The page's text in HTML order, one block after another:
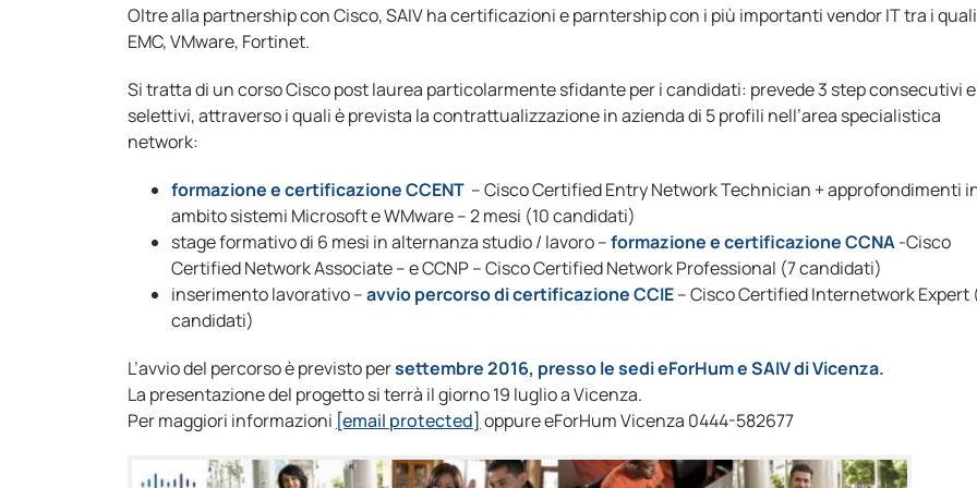
Oltre alla partnership con Cisco, SAIV ha certificazioni e parntership con i più importanti vendor IT tra i quali
EMC, VMware, Fortinet.
Si tratta di un corso Cisco post laurea particolarmente sfidante per i candidati: prevede 3 step consecutivi e
selettivi, attraverso i quali è prevista la contrattualizzazione in azienda di 5 profili nell’area specialistica
network:
formazione e certificazione CCENT – Cisco Certified Entry Network Technician + approfondimenti
ambito sistemi Microsoft e WMware – 2 mesi (10 candidati)
stage formativo di 6 mesi in alternanza studio / lavoro –formazione e certificazione CCNA-Cisco
Certified Network Associate – e CCNP – Cisco Certified Network Professional (7 candidati)
inserimento lavorativo –avvio percorso di certificazione CCIE– Cisco Certified Internetwork Expert
candidati)
L’avvio del percorso è previsto persettembre 2016, presso le sedi eForHum e SAIV di Vicenza.
La presentazione del progetto si terrà il giorno 19 luglio a Vicenza.
Per maggiori informazioni [email protected] oppure eForHum Vicenza 0444-582677